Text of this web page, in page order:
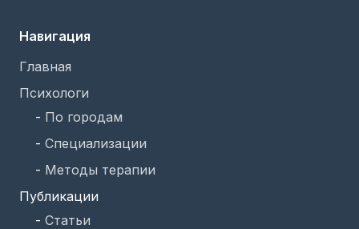
Навигация
Главная
Психологи
- По городам
- Специализации
- Методы терапии
Публикации
- Статьи